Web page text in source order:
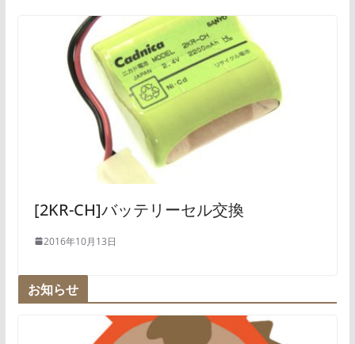
[2KR-CH]バッテリーセル交換
2016年10月13日
お知らせ